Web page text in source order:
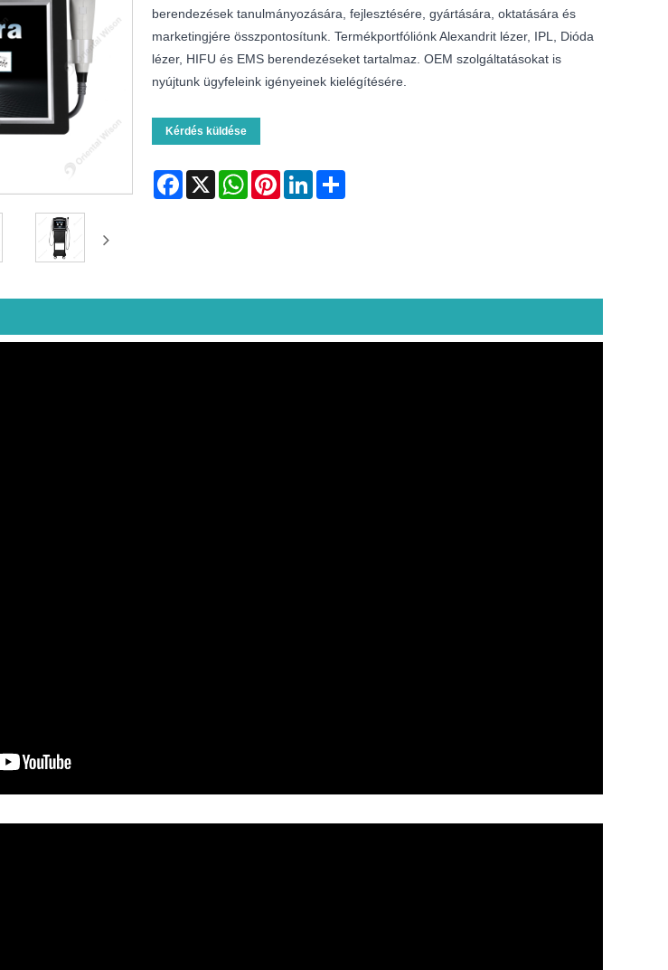
berendezések tanulmányozására, fejlesztésére, gyártására, oktatására és
marketingjére összpontosítunk. Termékportfóliónk Alexandrit lézer, IPL, Dióda
lézer, HIFU és EMS berendezéseket tartalmaz. OEM szolgáltatásokat is
nyújtunk ügyfeleink igényeinek kielégítésére.
Kérdés küldése
Facebook
X WhatsAppPinterestLinkedInShare